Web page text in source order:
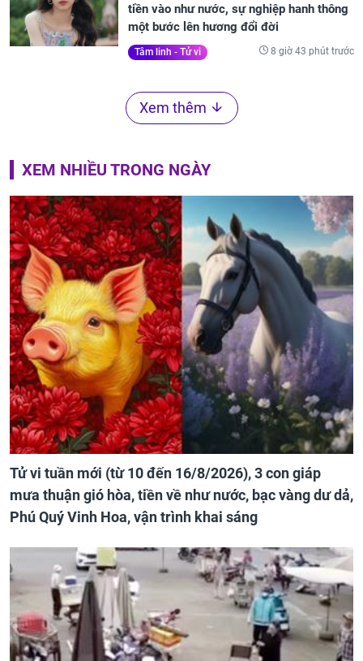
tiền vào như nước, sự nghiệp hanh thông
một bước lên hương đổi đời
Tâm linh - Tử vi 8 giờ 43 phút trước
Xem thêm
XEM NHIỀU TRONG NGÀY
Tử vi tuần mới (từ 10 đến 16/8/2026), 3 con giáp
mưa thuận gió hòa, tiền về như nước, bạc vàng dư dả,
Phú Quý Vinh Hoa, vận trình khai sáng